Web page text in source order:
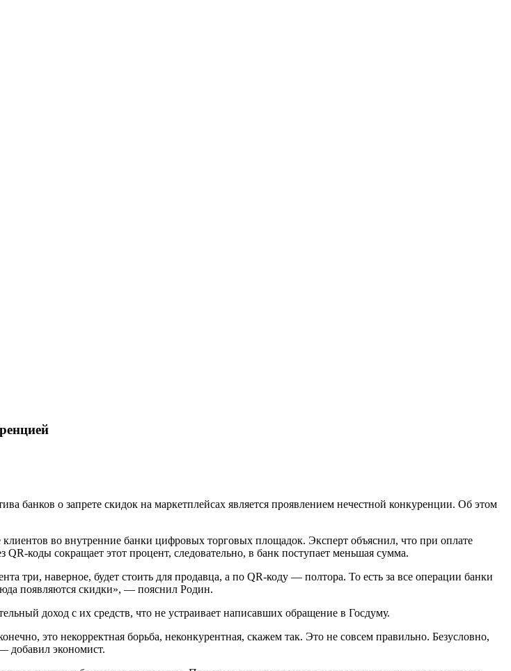
банков о запрете скидок на маркетплейсах является проявлением нечестной конкуренции. Об этом
клиентов во внутренние банки цифровых торговых площадок. Эксперт объяснил, что при оплате
коды сокращает этот процент, следовательно, в банк поступает меньшая сумма.
три, наверное, будет стоить для продавца, а по QR-коду — полтора. То есть за все операции банки
появляются скидки», — пояснил Родин.
доход с их средств, что не устраивает написавших обращение в Госдуму.
это некорректная борьба, неконкурентная, скажем так. Это не совсем правильно. Безусловно,
добавил экономист.